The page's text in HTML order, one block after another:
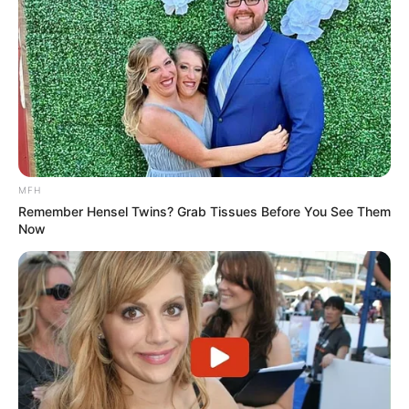
καθώς και τής ταχύτητος τού φωτός ανά δευτερόλεπτο,
δεν προκύπτει από ΚΑΝΕΝΑ ΑΛΛΟ αρχαίο μνημείο ή
”Ιερό” βιβλίο τού πλανήτη ΓΗ. Με δεδομένο πως αυτές
οι επιστημονικές πληροφορίες, έγιναν κτήμα τής Γήινης
ανθρωπότητας τις τελευταίες 10ετίες και αφού ο
πληθυσμός τού πλανήτη μας πλησίαζε 6.000.000.000.
MFH
Remember Hensel Twins? Grab Tissues Before You See Them
Now